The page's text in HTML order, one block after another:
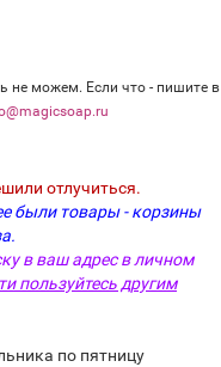
не можем. Если что - пишите в
отлучиться.
были товары - корзины
в ваш адрес в личном
пользуйтесь другим
по пятницу